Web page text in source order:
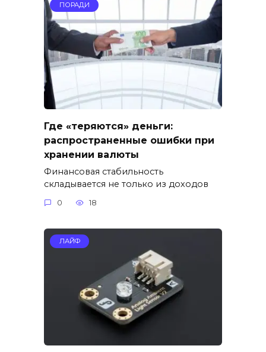
ПОРАДИ
Где «теряются» деньги:
распространенные ошибки при
хранении валюты
Финансовая стабильность
складывается не только из доходов
0 18
ЛАЙФ